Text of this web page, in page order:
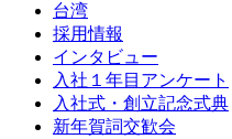
台湾
採用情報
インタビュー
入社１年目アンケート
入社式・創立記念式典
新年賀詞交歓会